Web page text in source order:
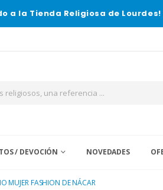
a la Tienda Religiosa de Lourdes!
/ DEVOCIÓN NOVEDADES
MUJER FASHION DE NÁCAR